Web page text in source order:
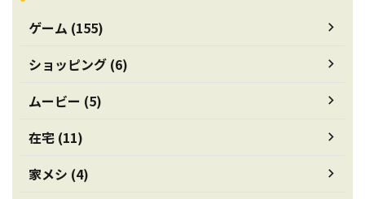
ゲーム (155)
ショッピング (6)
ムービー (5)
在宅 (11)
家メシ (4)